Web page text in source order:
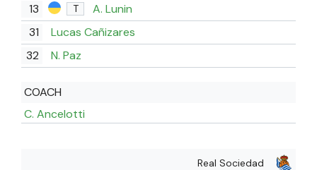
13
T
A. Lunin
31
Lucas Cañizares
32
N. Paz
COACH
C. Ancelotti
Real Sociedad